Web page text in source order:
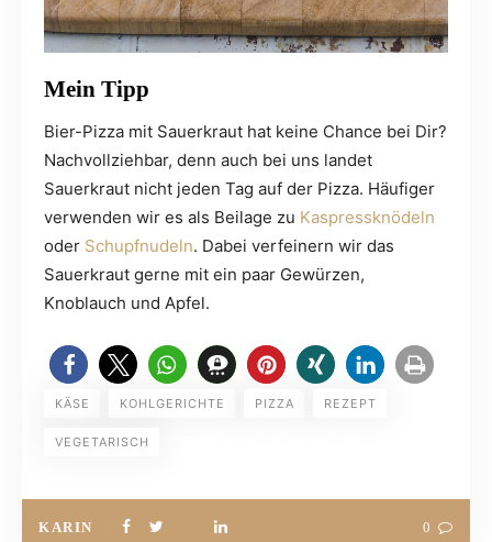
Mein Tipp
Bier-Pizza mit Sauerkraut hat keine Chance bei Dir?
Nachvollziehbar, denn auch bei uns landet
Sauerkraut nicht jeden Tag auf der Pizza. Häufiger
verwenden wir es als Beilage zu Kaspressknödeln
oder Schupfnudeln. Dabei verfeinern wir das
Sauerkraut gerne mit ein paar Gewürzen,
Knoblauch und Apfel.
KÄSE KOHLGERICHTE PIZZA REZEPT
VEGETARISCH
KARIN 0